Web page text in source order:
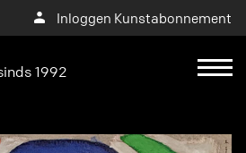
Inloggen Kunstabonnement
1992